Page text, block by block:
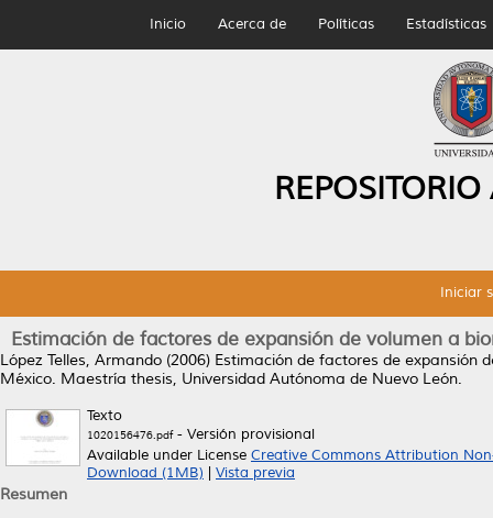
Inicio Acerca de Políticas Estadísticas
Iniciar
Estimación de factores de expansión de volumen a
López Telles, Armando (2006) Estimación de factores de expansión
México. Maestría thesis, Universidad Autónoma de Nuevo León.
Texto
1020156476.pdf- Versión provisional
Available under License Creative Commons Attribution
Download (1MB)
Vista previa
Resumen